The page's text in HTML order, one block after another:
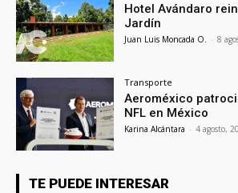
Hotel Avándaro
Jardín
Juan Luis Moncada O. - 8
Transporte
Aeroméxico
NFL en México
Karina Alcántara - 4 agosto,
TE PUEDE INTERESAR